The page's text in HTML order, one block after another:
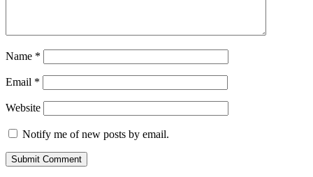
Name *
Email *
Website
Notify me of new posts by email.